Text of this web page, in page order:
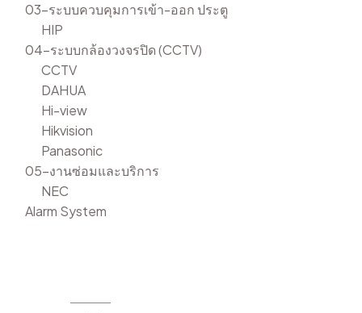
03-ระบบควบคุมการเข้า-ออก ประตู
HIP
04-ระบบกล้องวงจรปิด (CCTV)
CCTV
DAHUA
Hi-view
Hikvision
Panasonic
05-งานซ่อมและบริการ
NEC
Alarm System